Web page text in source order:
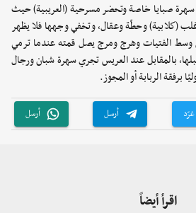
صبايا خاصة وتحضر مسرحية (العريبية) حيث
(كلابية) وحطّة وعقال، وتخفي وجهها فلا يظهر
وسط الفتيات وهرج ومرج يصل قمته عندما ترمي
بالمقابل عند العريس تجري سهرة شبان ورجال
برفقة الربابة أو المجوز.
غرّد أرسل أرسل
اقرأ أيضاً